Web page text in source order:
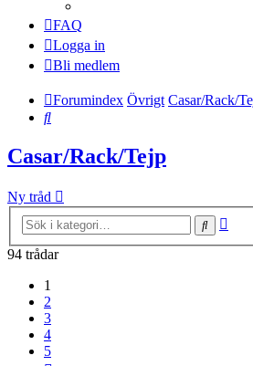
FAQ
Logga in
Bli medlem
Forumindex Övrigt Casar/Rack/
Sök
Casar/Rack/Tejp
Ny tråd
Sök
94 trådar
1
2
3
4
5